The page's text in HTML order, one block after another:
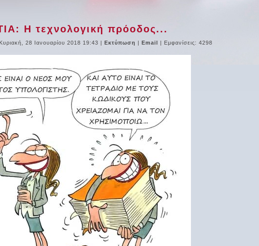
Η τεχνολογική πρόοδος...
28 Ιανουαρίου 2018 19:43 | Εκτύπωση | Email | Εμφανίσεις: 4298